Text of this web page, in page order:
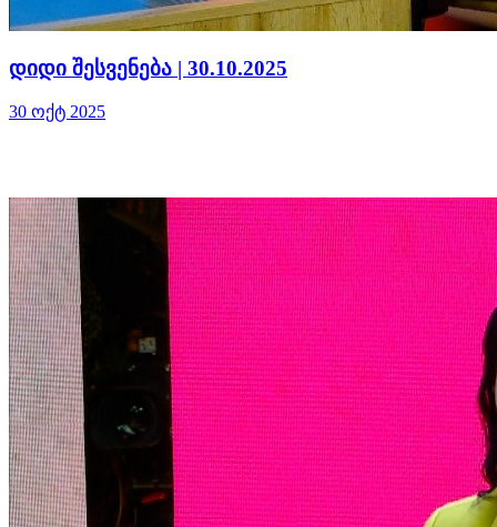
დიდი შესვენება | 30.10.2025
30 ოქტ 2025